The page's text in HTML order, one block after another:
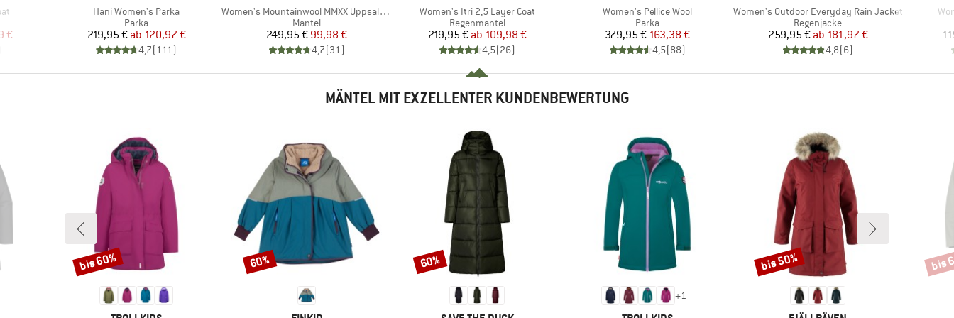
Preis
€
Artikel
Hani Women's Parka
Produktgruppe
Parka
Preis
219,95 € reduzierter Preis
ab 120,97 €
4,7(111)
Artikel
Women's Mountainwool MMXX UppsalaSt. Oversized Coa
Produktgruppe
Mantel
Preis
249,95 €reduzierter Preis
99,98 €
4,7(31)
Artikel
Women's Itri 2,5 Layer Coat
Produktgruppe
Regenmantel
Preis
219,95 € reduzierter Preis
ab 109,98 €
4,5(26)
Artikel
Women's Pellice Wool
Produktgruppe
Parka
Preis
379,95 €reduzierter Preis
163,38 €
4,5(88)
Artikel
Women's Outdoor Everyday Rain Jacket
Produktgruppe
Regenjacke
Preis
259,95 € reduzierter Preis
ab 181,97 €
4,8(6)
MÄNTEL MIT EXZELLENTER KUNDENBEWERTUNG
Rabatt
bis 60% Rabatt
60% Rabatt
60%
+1
Rabatt
bis 50% bis